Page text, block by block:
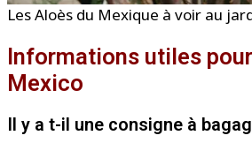
Les Aloès du Mexique à voir au
Informations utiles
Mexico
Il y a t-il une consigne à